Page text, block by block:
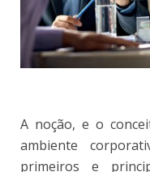
A noção, e o
ambiente
primeiros e